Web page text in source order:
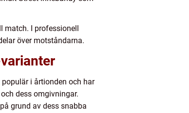
I professionell
över motståndarna.
i årtionden och har
dess omgivningar.
grund av dess snabba